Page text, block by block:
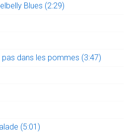
Blues (2:29)
dans les pommes (3:47)
(5:01)